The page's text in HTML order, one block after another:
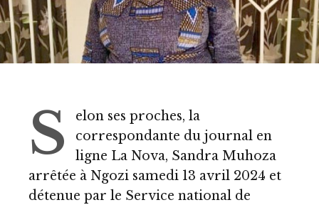
S
elon ses proches, la
correspondante du journal en
ligne La Nova, Sandra Muhoza
arrêtée à Ngozi samedi 13 avril 2024 et
détenue par le Service national de